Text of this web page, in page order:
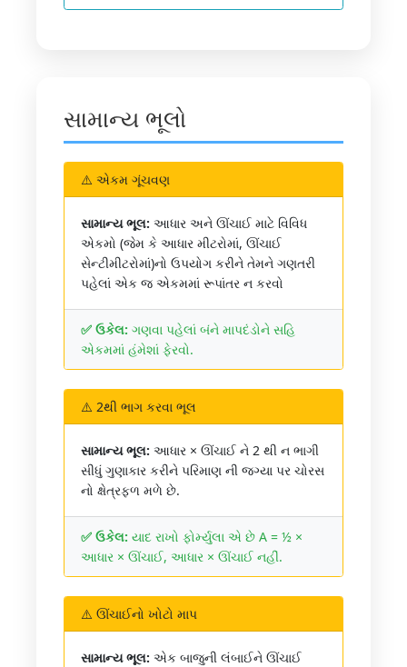
સામાન્ય ભૂલો
⚠️ એકમ ગૂંચવણ
સામાન્ય ભૂલ: આધાર અને ઊંચાઈ માટે વિવિધ
એકમો (જેમ કે આધાર મીટરોમાં, ઊંચાઈ
સેન્ટીમીટરોમાં)નો ઉપયોગ કરીને તેમને ગણતરી
પહેલાં એક જ એકમમાં રૂપાંતર ન કરવો
✅ ઉકેલ: ગણવા પહેલાં બંને માપદંડોને સહિ
એકમમાં હંમેશાં ફેરવો.
⚠️ 2થી ભાગ કરવા ભૂલ
સામાન્ય ભૂલ: આધાર × ઊંચાઈ ને 2 થી ન ભાગી
સીધું ગુણાકાર કરીને પરિમાણ ની જગ્યા પર ચોરસ
નો ક્ષેત્રફળ મળે છે.
✅ ઉકેલ: યાદ રાખો ફોર્મ્યુલા એ છે A = ½ ×
આધાર × ઊંચાઈ, આધાર × ઊંચાઈ નહીં.
⚠️ ઊંચાઈનો ખોટો માપ
સામાન્ય ભૂલ: એક બાજુની લંબાઈને ઊંચાઈ